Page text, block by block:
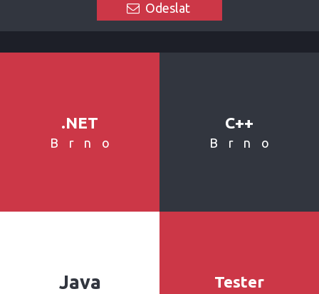
Odeslat
.NET
Brno
C++
Brno
Java Tester